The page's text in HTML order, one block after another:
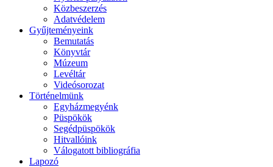
Közbeszerzés
Adatvédelem
Gyűjteményeink
Bemutatás
Könyvtár
Múzeum
Levéltár
Videósorozat
Történelmünk
Egyházmegyénk
Püspökök
Segédpüspökök
Hitvallóink
Válogatott bibliográfia
Lapozó